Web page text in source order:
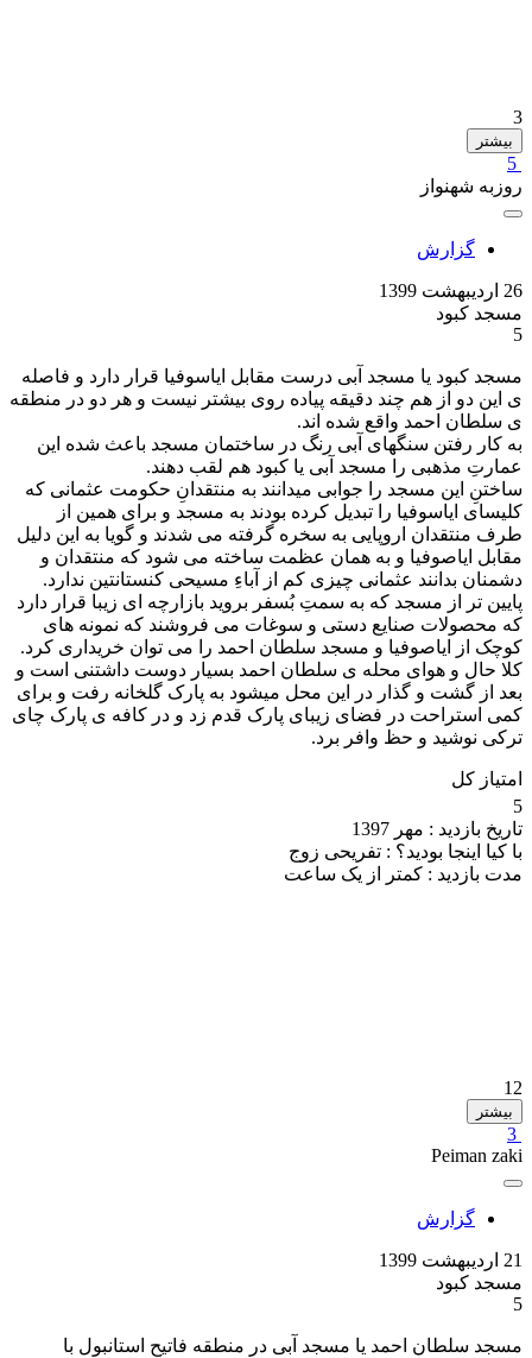
3
بیشتر
5
روزبه شهنواز
گزارش
26 اردیبهشت 1399
مسجد کبود
5
مسجد کبود یا مسجد آبی درست مقابل ایاسوفیا قرار دارد و فاصله
ی این دو از هم چند دقیقه پیاده روی بیشتر نیست و هر دو در منطقه
ی سلطان احمد واقع شده اند.
به کار رفتن سنگهای آبی رنگ در ساختمان مسجد باعث شده این
عمارتِ مذهبی را مسجد آبی یا کبود هم لقب دهند.
ساختنِ این مسجد را جوابی میدانند به منتقدانِ حکومت عثمانی که
کلیسای ایاسوفیا را تبدیل کرده بودند به مسجد و برای همین از
طرف منتقدان اروپایی به سخره گرفته می شدند و گویا به این دلیل
مقابل ایاصوفیا و به همان عظمت ساخته می شود که منتقدان و
دشمنان بدانند عثمانی چیزی کم از آباءِ مسیحی کنستانتین ندارد.
پایین تر از مسجد که به سمتِ بُسفر بروید بازارچه ای زیبا قرار دارد
که محصولات صنایع دستی و سوغات می فروشند که نمونه های
کوچک از ایاصوفیا و مسجد سلطان احمد را می توان خریداری کرد.
کلا حال و هوای محله ی سلطان احمد بسیار دوست داشتنی است و
بعد از گشت و گذار در این محل میشود به پارک گلخانه رفت و برای
کمی استراحت در فضای زیبای پارک قدم زد و در کافه ی پارک چای
ترکی نوشید و حظ وافر برد.
امتیاز کل
5
تاریخ بازدید : مهر 1397
با کیا اینجا بودید؟ : تفریحی زوج
مدت بازدید : کمتر از یک ساعت
12
بیشتر
3
Peiman zaki
گزارش
21 اردیبهشت 1399
مسجد کبود
5
مسجد سلطان احمد یا مسجد آبی در منطقه فاتیح استانبول با